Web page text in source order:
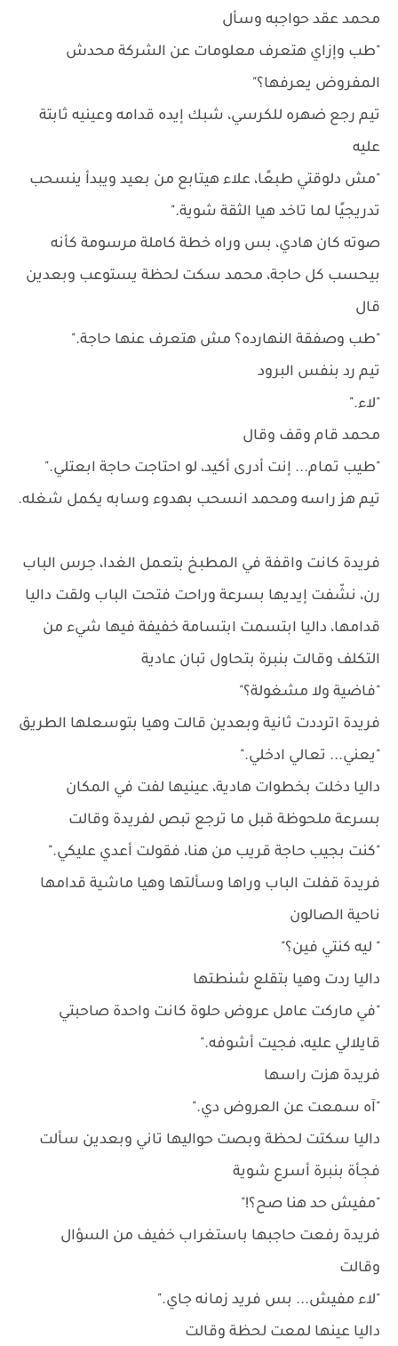
محمد عقد حواجبه وسأل
"طب وإزاي هتعرف معلومات عن الشركة محدش
المفروض يعرفها؟"
تيم رجع ضهره للكرسي، شبك إيده قدامه وعينيه ثابتة
عليه
"مش دلوقتي طبعًا، علاء هيتابع من بعيد ويبدأ ينسحب
تدريجيًا لما تاخد هيا الثقة شوية."
صوته كان هادي، بس وراه خطة كاملة مرسومة كأنه
بيحسب كل حاجة، محمد سكت لحظة يستوعب وبعدين
قال
"طب وصفقة النهارده؟ مش هتعرف عنها حاجة."
تيم رد بنفس البرود
"لاء."
محمد قام وقف وقال
"طيب تمام... إنت أدرى أكيد، لو احتاجت حاجة ابعتلي."
تيم هز راسه ومحمد انسحب بهدوء وسابه يكمل شغله.
فريدة كانت واقفة في المطبخ بتعمل الغدا، جرس الباب
رن، نشّفت إيديها بسرعة وراحت فتحت الباب ولقت داليا
قدامها، داليا ابتسمت ابتسامة خفيفة فيها شيء من
التكلف وقالت بنبرة بتحاول تبان عادية
"فاضية ولا مشغولة؟"
فريدة اترددت ثانية وبعدين قالت وهيا بتوسعلها الطريق
"يعني... تعالي ادخلي."
داليا دخلت بخطوات هادية، عينيها لفت في المكان
بسرعة ملحوظة قبل ما ترجع تبص لفريدة وقالت
"كنت بجيب حاجة قريب من هنا، فقولت أعدي عليكي."
فريدة قفلت الباب وراها وسألتها وهيا ماشية قدامها
ناحية الصالون
" ليه كنتي فين؟"
داليا ردت وهيا بتقلع شنطتها
"في ماركت عامل عروض حلوة كانت واحدة صاحبتي
قايلالي عليه، فجيت أشوفه."
فريدة هزت راسها
"آه سمعت عن العروض دي."
داليا سكتت لحظة وبصت حواليها تاني وبعدين سألت
فجأة بنبرة أسرع شوية
"مفيش حد هنا صح؟!"
فريدة رفعت حاجبها باستغراب خفيف من السؤال
وقالت
"لاء مفيش... بس فريد زمانه جاي."
داليا عينها لمعت لحظة وقالت